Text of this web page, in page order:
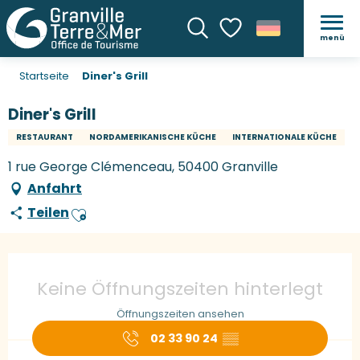
SucheVoir les favoris
menü
Startseite Diner's Grill
Diner's Grill
RESTAURANT NORDAMERIKANISCHE KÜCHE INTERNATIONALE KÜCHE
1 rue George Clémenceau, 50400 Granville
Anfahrt
TeilenAjouter aux favoris
Keine Öffnungszeiten hinterlegt
Öffnungszeiten ansehen
02 33 90 24 ▒▒